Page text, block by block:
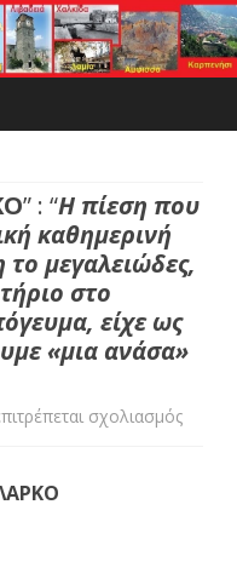
” : “Η πίεση που
καθημερινή
μεγαλειώδες,
στο
είχε ως
«μια ανάσα»
σχολιασμόςστο